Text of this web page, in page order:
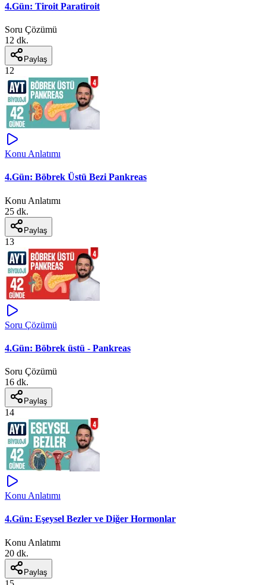
4.Gün: Tiroit Paratiroit
Soru Çözümü
12 dk.
Paylaş
12
Konu Anlatımı
4.Gün: Böbrek Üstü Bezi Pankreas
Konu Anlatımı
25 dk.
Paylaş
13
Soru Çözümü
4.Gün: Böbrek üstü - Pankreas
Soru Çözümü
16 dk.
Paylaş
14
Konu Anlatımı
4.Gün: Eşeysel Bezler ve Diğer Hormonlar
Konu Anlatımı
20 dk.
Paylaş